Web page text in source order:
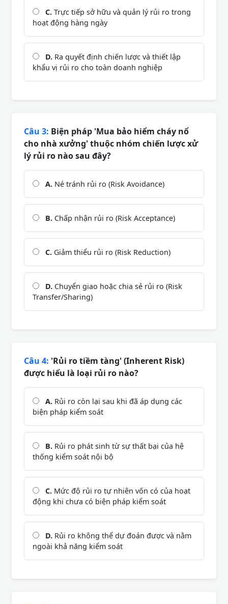
C. Trực tiếp sở hữu và quản lý rủi ro trong
hoạt động hàng ngày
D. Ra quyết định chiến lược và thiết lập
khẩu vị rủi ro cho toàn doanh nghiệp
Câu 3: Biện pháp 'Mua bảo hiểm cháy nổ
cho nhà xưởng' thuộc nhóm chiến lược xử
lý rủi ro nào sau đây?
A. Né tránh rủi ro (Risk Avoidance)
B. Chấp nhận rủi ro (Risk Acceptance)
C. Giảm thiểu rủi ro (Risk Reduction)
D. Chuyển giao hoặc chia sẻ rủi ro (Risk
Transfer/Sharing)
Câu 4: 'Rủi ro tiềm tàng' (Inherent Risk)
được hiểu là loại rủi ro nào?
A. Rủi ro còn lại sau khi đã áp dụng các
biện pháp kiểm soát
B. Rủi ro phát sinh từ sự thất bại của hệ
thống kiểm soát nội bộ
C. Mức độ rủi ro tự nhiên vốn có của hoạt
động khi chưa có biện pháp kiểm soát
D. Rủi ro không thể dự đoán được và nằm
ngoài khả năng kiểm soát